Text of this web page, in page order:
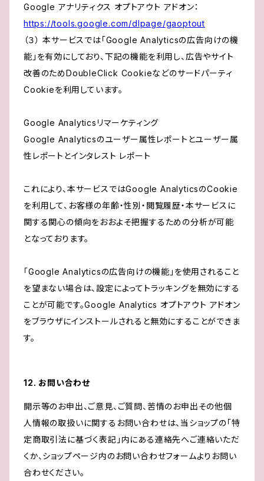
Google アナリティクス オプトアウト アドオン：
https://tools.google.com/dlpage/gaoptout
（３） 本サービスでは「Google Analyticsの広告向けの機
能」を有効にしており、下記の機能を利用し、広告やサイト
改善のためDoubleClick Cookieなどのサードパーティ
Cookieを利用しています。
Google Analyticsリマーケティング
Google Analyticsのユーザー属性レポートとユーザー属
性レポートとインタレスト レポート
これにより、本サービスではGoogle AnalyticsのCookie
を利用して、お客様の年齢・性別・閲覧履歴・本サービスに
関する関心の傾向をおおよそ把握するための分析が可能
となっております。
「Google Analyticsの広告向けの機能」を使用されること
を望まない場合は、設定によってトラッキングを無効にする
ことが可能です。Google Analytics オプトアウト アドオン
をブラウザにインストールされると無効にすることができま
す。
12. お問い合わせ
開示等のお申出、ご意見、ご質問、苦情のお申出その他個
人情報の取扱いに関するお問い合わせは、当ショップの「特
定商取引法に基づく表記」内にある連絡先へご連絡いただ
くか、ショップページ内のお問い合わせフォームよりお問い
合わせください。